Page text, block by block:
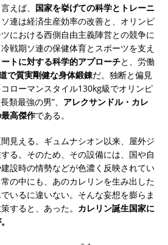
えば、 国家を挙げての科学とトレーニ
連は経済生産効率の改善と、オリンピ
における西側自由主義陣営との競争に
戦期ソ連の保健体育とスポーツを支え
トに対する科学的アプローチと、労働
で質実剛健な身体鍛錬だ。独断と偏見
ローマンスタイル130kg級でオリンピ
類最強の男”、 アレクサンドル・カレ
高傑作である。
見える。ギュムナシオン以来、屋外ジ
る。そのため、その設備には、国や自
設時の情勢などが色濃く反映されてい
の中にも、あのカレリンを生み出した
いるに違いない。そんな妄想を膨らま
すると、あった。 カレリン誕生国家に